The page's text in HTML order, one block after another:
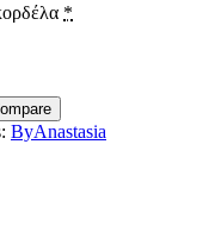
*
ByAnastasia